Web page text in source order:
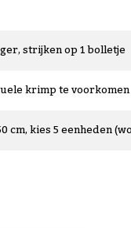
strijken op 1 bolletje
krimp te voorkomen
cm, kies 5 eenheden